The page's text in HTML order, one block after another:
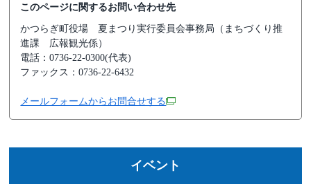
このページに関するお問い合わせ先
かつらぎ町役場 夏まつり実行委員会事務局（まちづくり推
進課 広報観光係）
電話：0736-22-0300(代表)
ファックス：0736-22-6432
メールフォームからお問合せする
イベント